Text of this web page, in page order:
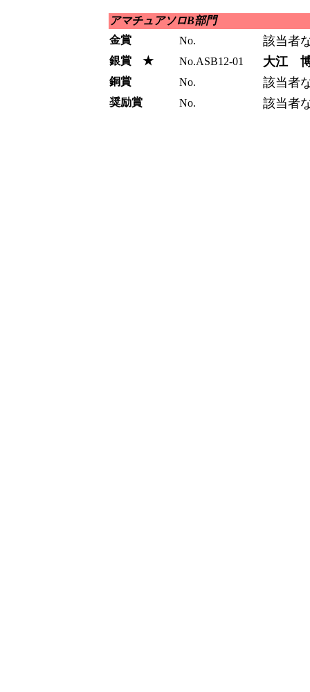
アマチュアソロB部門
金賞
No. 該当者
銀賞 ★ No.ASB12-01 大江
銅賞 No. 該当者
奨励賞 No. 該当者